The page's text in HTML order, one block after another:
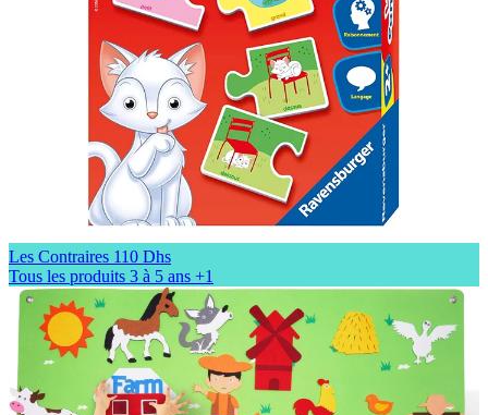
Les Contraires 110 Dhs
Tous les produits 3 à 5 ans +1